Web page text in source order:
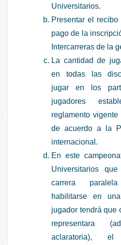
Universitarios.
Presentar el
pago de la
Intercarreras de la
La cantidad de
en todas las
jugar en los
jugadores
reglamento
de acuerdo a la
internacional.
En este
Universitarios
carrera
habilitarse en
jugador tendrá que
representara
aclaratoria),